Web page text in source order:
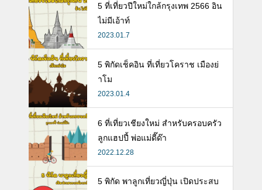
5 ที่เที่ยวปีใหม่ใกล้กรุงเทพ 2566 อิน
ไม่มีเอ้าท์
2023.01.7
5 พิกัดเช็คอิน ที่เที่ยวโคราช เมืองย่
าโม
2023.01.4
6 ที่เที่ยวเชียงใหม่ สำหรับครอบครัว
ลูกแฮปปี้ พ่อแม่ดี๊ด๊า
2022.12.28
5 พิกัด พาลูกเที่ยวญี่ปุ่น เปิดประสบ